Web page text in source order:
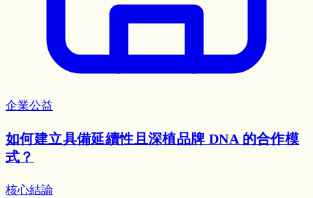
企業公益
如何建立具備延續性且深植品牌 DNA 的合作模
式？
核心結論